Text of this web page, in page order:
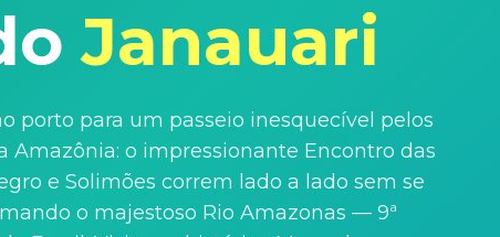
Janauari
porto para um passeio inesquecível pelos
Amazônia: o impressionante Encontro das
e Solimões correm lado a lado sem se
o majestoso Rio Amazonas — 9ª